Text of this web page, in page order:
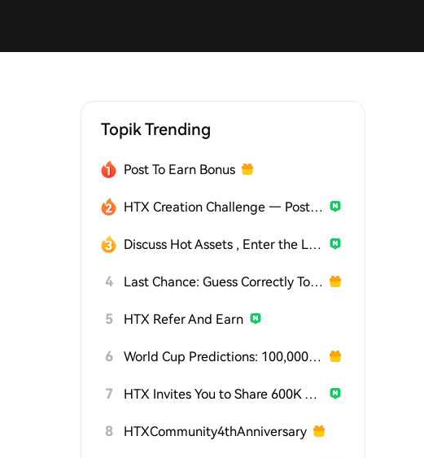
Topik Trending
Post To Earn Bonus
HTX Creation Challenge — Post and Win 1,500U
Discuss Hot Assets , Enter the Lucky Draw
4 Last Chance: Guess Correctly Today and Win More
5 HTX Refer And Earn
6 World Cup Predictions: 100,000 USDT Daily
7 HTX Invites You to Share 600K USDT in Gift Packs
8 HTXCommunity4thAnniversary